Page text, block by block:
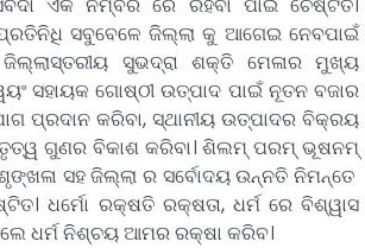
ସବୁବେଳେ ଜିଲ୍ଲା କୁ ଆଗେଇ ନେବପାଇଁ
ସୁଭଦ୍ରା ଶକ୍ତି ମେଳାର ମୁଖ୍ୟ
ସହାୟକ ଗୋଷ୍ଠୀ ଉତ୍ପାଦ ପାଇଁ ନୂତନ ବଜାର
ପ୍ରଦାନ କରିବା, ସ୍ଥାନୀୟ ଉତ୍ପାଦର ବିକ୍ରୟ
ଗୁଣର ବିକାଶ କରିବା। ଶିଲମ୍ ପରମ୍ ଭୂଷନମ୍
ସହ ଜିଲ୍ଲା ର ସର୍ବୋଦୟ ଉନ୍ନତି ନିମନ୍ତେ
ଧର୍ମୋ ରକ୍ଷତି ରକ୍ଷତା, ଧର୍ମ ରେ ବିଶ୍ୱାସ
ଧର୍ମ ନିଶ୍ଚୟ ଆମର ରକ୍ଷା କରିବ।